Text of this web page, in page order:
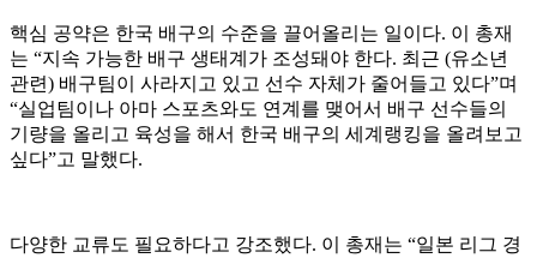
핵심 공약은 한국 배구의 수준을 끌어올리는 일이다. 이 총재
는 “지속 가능한 배구 생태계가 조성돼야 한다. 최근 (유소년
관련) 배구팀이 사라지고 있고 선수 자체가 줄어들고 있다”며
“실업팀이나 아마 스포츠와도 연계를 맺어서 배구 선수들의
기량을 올리고 육성을 해서 한국 배구의 세계랭킹을 올려보고
싶다”고 말했다.
다양한 교류도 필요하다고 강조했다. 이 총재는 “일본 리그 경